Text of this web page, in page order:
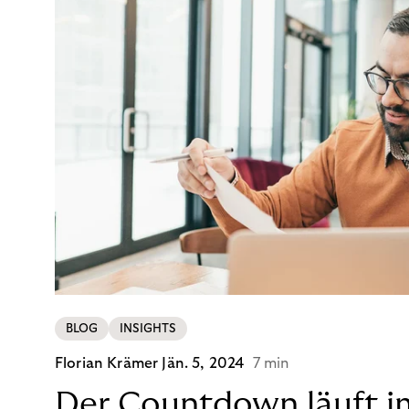
BLOG INSIGHTS
Florian Krämer Jän. 5, 2024 7 min